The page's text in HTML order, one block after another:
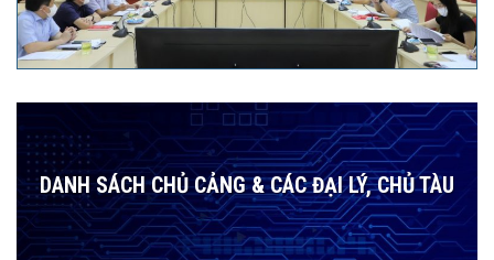
DANH SÁCH CHỦ CẢNG & CÁC ĐẠI LÝ, CHỦ TÀU